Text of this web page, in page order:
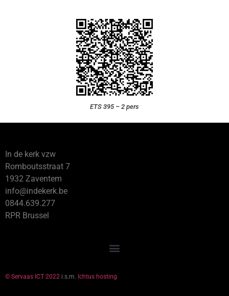
ETS 395 – 2 pers
In de kerk vzw
Romboutsstraat 7
1932 Zaventem
info@indekerk.be
0844.639.277
RPR Brussel
© Servaas ICT 2022 i.s.m. Ichtus hosting